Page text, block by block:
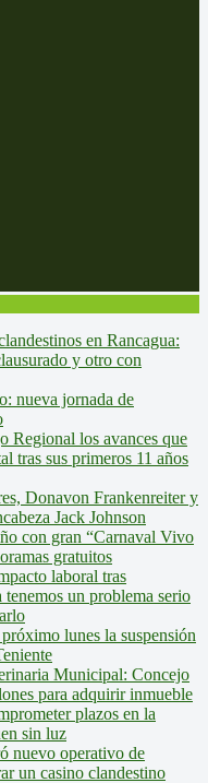
en Rancagua:
y otro con
nueva jornada de
Regional los avances que
tras sus primeros 11 años
Donavon Frankenreiter y
Jack Johnson
con gran “Carnaval Vivo
gratuitos
laboral tras
un problema serio
lunes la suspensión
Municipal: Concejo
para adquirir inmueble
plazos en la
sin luz
nuevo operativo de
un casino clandestino